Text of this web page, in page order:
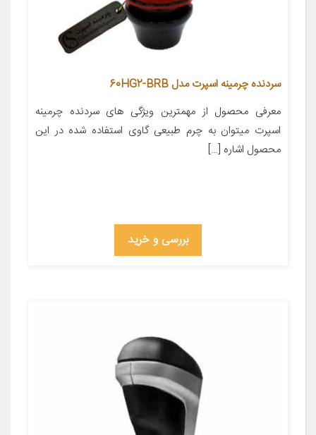
سردنده چرمینه اسپرت مدل 60HG2-BRB
معرفی محصول از مهمترین ویژگی های سردنده چرمینه
اسپرت میتوان به چرم طبیعی گاوی استفاده شده در این
محصول اشاره […]
بررسی و خرید